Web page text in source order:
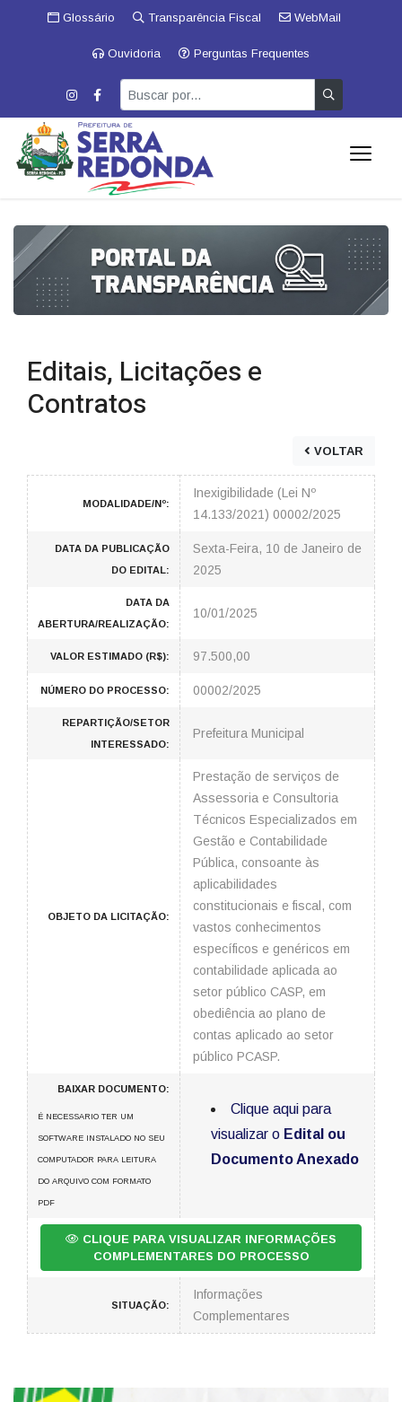
Glossário Transparência Fiscal WebMail
Ouvidoria Perguntas Frequentes
Editais, Licitações e
Contratos
VOLTAR
MODALIDADE/Nº:
Inexigibilidade (Lei Nº
14.133/2021) 00002/2025
DATA DA PUBLICAÇÃO
DO EDITAL:
Sexta-Feira, 10 de Janeiro de
2025
DATA DA
ABERTURA/REALIZAÇÃO:
10/01/2025
VALOR ESTIMADO (R$): 97.500,00
NÚMERO DO PROCESSO: 00002/2025
REPARTIÇÃO/SETOR
INTERESSADO:
Prefeitura Municipal
OBJETO DA LICITAÇÃO:
Prestação de serviços de
Assessoria e Consultoria
Técnicos Especializados em
Gestão e Contabilidade
Pública, consoante às
aplicabilidades
constitucionais e fiscal, com
vastos conhecimentos
específicos e genéricos em
contabilidade aplicada ao
setor público CASP, em
obediência ao plano de
contas aplicado ao setor
público PCASP.
BAIXAR DOCUMENTO:
É NECESSARIO TER UM
SOFTWARE INSTALADO NO SEU
COMPUTADOR PARA LEITURA
DO ARQUIVO COM FORMATO
PDF
Clique aqui para
visualizar o Edital ou
Documento Anexado
CLIQUE PARA VISUALIZAR INFORMAÇÕES
COMPLEMENTARES DO PROCESSO
SITUAÇÃO:
Informações
Complementares